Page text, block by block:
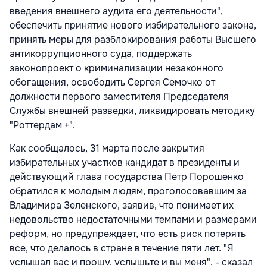
введения внешнего аудита его деятельности",
обеспечить принятие нового избирательного закона,
принять меры для разблокирования работы Высшего
антикоррупционного суда, поддержать
законопроект о криминализации незаконного
обогащения, освободить Сергея Семочко от
должности первого заместителя Председателя
Службы внешней разведки, ликвидировать методику
"Роттердам +".
Как сообщалось, 31 марта после закрытия
избирательных участков кандидат в президенты и
действующий глава государства Петр Порошенко
обратился к молодым людям, проголосовавшим за
Владимира Зеленского, заявив, что понимает их
недовольство недостаточными темпами и размерами
реформ, но предупреждает, что есть риск потерять
все, что делалось в стране в течение пяти лет. "Я
услышал вас и прошу, услышьте и вы меня", - сказал